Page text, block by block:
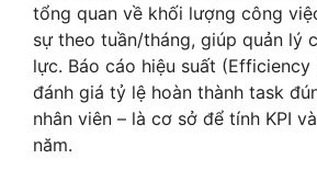
tổng quan về khối lượng công
sự theo tuần/tháng, giúp quản lý
lực. Báo cáo hiệu suất
đánh giá tỷ lệ hoàn thành task
nhân viên – là cơ sở để tính KPI
năm.